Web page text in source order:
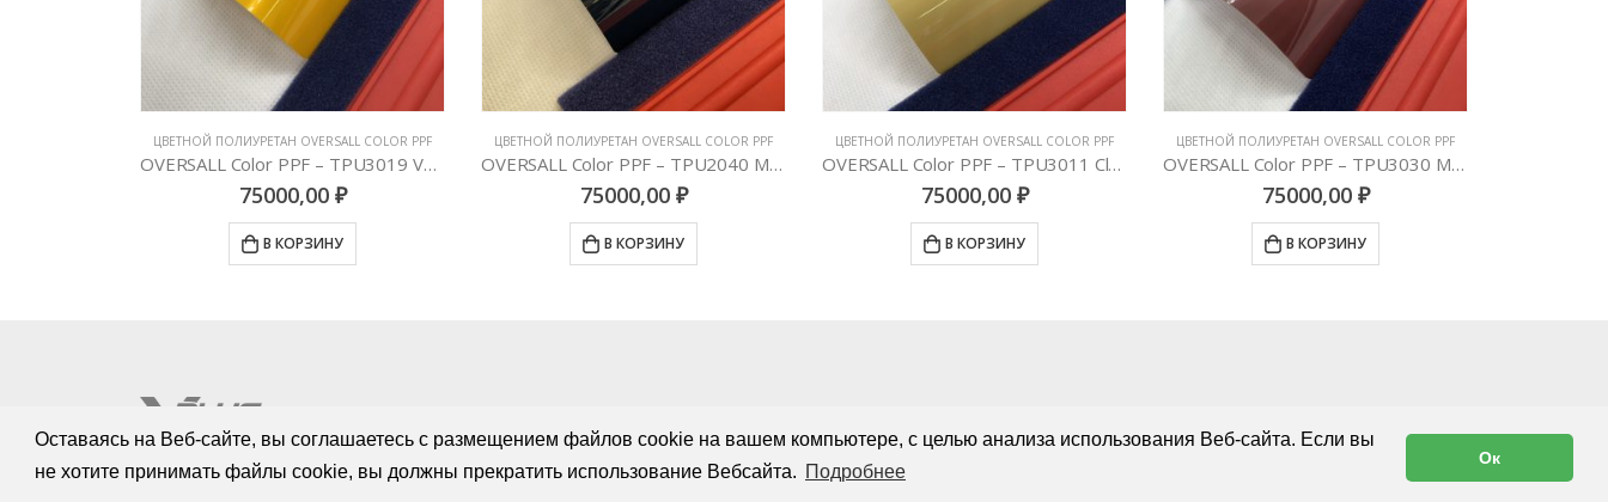
Оставаясь на Веб-сайте, вы соглашаетесь с размещением файлов cookie на вашем компьютере, с целью анализа использования Веб-сайта. Если вы
не хотите принимать файлы cookie, вы должны прекратить использование Вебсайта. Подробнее
Ок
ЦВЕТНОЙ ПОЛИУРЕТАН OVERSALL COLOR PPF
OVERSALL Color PPF – TPU3019 Volcanic Yellow
75000,00 ₽
В КОРЗИНУ
ЦВЕТНОЙ ПОЛИУРЕТАН OVERSALL COLOR PPF
OVERSALL Color PPF – TPU2040 Metallic Montego Blue
75000,00 ₽
В КОРЗИНУ
ЦВЕТНОЙ ПОЛИУРЕТАН OVERSALL COLOR PPF
OVERSALL Color PPF – TPU3011 Cloudy Yellow
75000,00 ₽
В КОРЗИНУ
ЦВЕТНОЙ ПОЛИУРЕТАН OVERSALL COLOR PPF
OVERSALL Color PPF – TPU3030 Morganite Pink
75000,00 ₽
В КОРЗИНУ